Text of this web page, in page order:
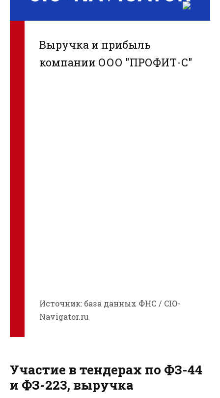
Выручка и прибыль
компании ООО "ПРОФИТ-С"
Источник: база данных ФНС / CIO-
Navigator.ru
Участие в тендерах по ФЗ-44
и ФЗ-223, выручка